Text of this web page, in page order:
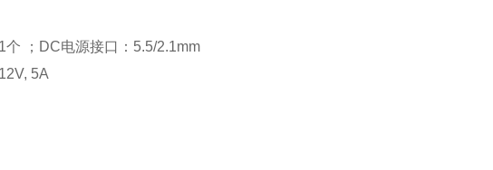
；DC电源接口：5.5/2.1mm
5A